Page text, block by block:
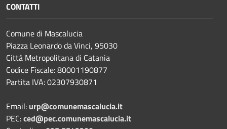
CONTATTI
Comune di Mascalucia
Piazza Leonardo da Vinci, 95030
Città Metropolitana di Catania
Codice Fiscale: 80001190877
Partita IVA: 02307930871
Email: urp@comunemascalucia.it
PEC:ced@pec.comunemascalucia.it